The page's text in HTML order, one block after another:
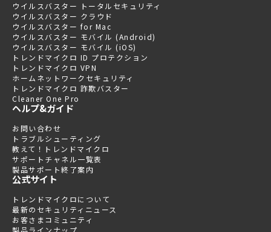
ウイルスバスター トータルセキュリティ
ウイルスバスター クラウド
ウイルスバスター for Mac
ウイルスバスター モバイル (Android)
ウイルスバスター モバイル (iOS)
トレンドマイクロ ID プロテクション
トレンドマイクロ VPN
ホームネットワークセキュリティ
トレンドマイクロ 詐欺バスター
Cleaner One Pro
ヘルプ&ガイド
お問い合わせ
トラブルシューティング
教えて！トレンドマイクロ
サポートチャネル一覧表
製品サポート終了案内
公式サイト
トレンドマイクロについて
最新のセキュリティニュース
お客さまコミュニティ
製品ラインナップ